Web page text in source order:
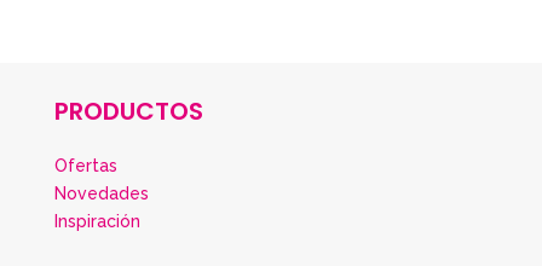
PRODUCTOS
Ofertas
Novedades
Inspiración